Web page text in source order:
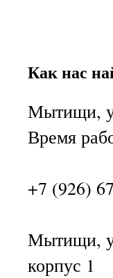
Как нас
Мытищи,
Время
+7 (926)
Мытищи,
корпус 1